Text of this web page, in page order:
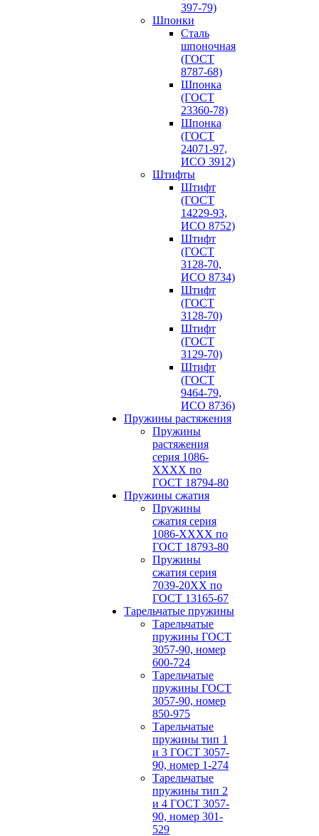
397-79)
Шпонки
Сталь
шпоночная
(ГОСТ
8787-68)
Шпонка
(ГОСТ
23360-78)
Шпонка
(ГОСТ
24071-97,
ИСО 3912)
Штифты
Штифт
(ГОСТ
14229-93,
ИСО 8752)
Штифт
(ГОСТ
3128-70,
ИСО 8734)
Штифт
(ГОСТ
3128-70)
Штифт
(ГОСТ
3129-70)
Штифт
(ГОСТ
9464-79,
ИСО 8736)
Пружины растяжения
Пружины
растяжения
серия 1086-
ХХХХ по
ГОСТ 18794‑80
Пружины сжатия
Пружины
сжатия серия
1086-ХХХХ по
ГОСТ 18793‑80
Пружины
сжатия серия
7039-20ХХ по
ГОСТ 13165‑67
Тарельчатые пружины
Тарельчатые
пружины ГОСТ
3057-90, номер
600-724
Тарельчатые
пружины ГОСТ
3057-90, номер
850-975
Тарельчатые
пружины тип 1
и 3 ГОСТ 3057-
90, номер 1-274
Тарельчатые
пружины тип 2
и 4 ГОСТ 3057-
90, номер 301-
529